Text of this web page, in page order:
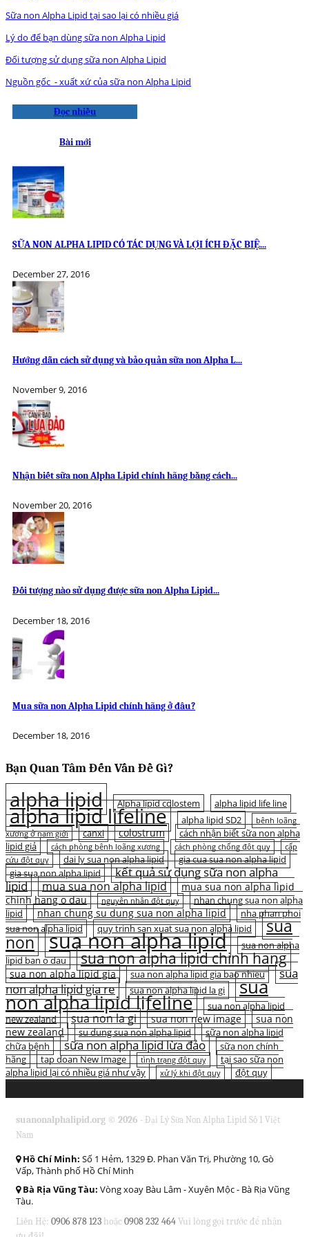
Sữa non Alpha Lipid tại sao lại có nhiều giá
Lý do để bạn dùng sữa non Alpha Lipid
Đối tượng sử dụng sữa non Alpha Lipid
Nguồn gốc - xuất xứ của sữa non Alpha Lipid
Đọc nhiều
Bài mới
SỮA NON ALPHA LIPID CÓ TÁC DỤNG VÀ LỢI ÍCH ĐẶC BIỆ...
December 27, 2016
Hướng dẫn cách sử dụng và bảo quản sữa non Alpha L...
November 9, 2016
Nhận biết sữa non Alpha Lipid chính hãng bằng cách...
November 20, 2016
Đối tượng nào sử dụng được sữa non Alpha Lipid...
December 18, 2016
Mua sữa non Alpha Lipid chính hãng ở đâu?
December 18, 2016
Bạn Quan Tâm Đến Vấn Đề Gì?
alpha lipid Alpha lipid colostem alpha lipid life line
alpha lipid lifeline alpha lipid SD2
bệnh loãng
xương ở nam giới
canxi colostrum
cách nhận biết sữa non alpha
lipid giả
cách phòng bệnh loãng xương cách phòng chống đột quỵ
cấp
cứu đột quỵ
dai ly sua non alpha lipid
gia cua sua non alpha lipid
gia sua non alpha lipid
kết quả sử dụng sữa non alpha
lipid
mua sua non alpha lipid
mua sua non alpha lipid
chinh hang o dau
nguyên nhân đột quỵ
nhan chung sua non alpha
lipid
nhan chung su dung sua non alpha lipid
nha phan phoi
sua non alpha lipid
quy trinh san xuat sua non alpha lipid sua
non sua non alpha lipid
sua non alpha
lipid ban o dau
sua non alpha lipid chinh hang
sua non alpha lipid gia sua non alpha lipid gia bao nhieu
sua
non alpha lipid gia re
sua non alpha lipid la gi sua
non alpha lipid lifeline
sua non alpha lipid
new zealand
sua non la gi sua non new image
sua non
new zealand
su dung sua non alpha lipid
sữa non alpha lipid
chữa bệnh
sữa non alpha lipid lừa đảo
sữa non chính
hãng
tap doan New Image tình trạng đột quỵ
tại sao sữa non
alpha lipid lại có nhiều giá như vậy
xử lý khi đột quỵ đột quỵ
suanonalphalipid.org © 2026 - Đại Lý Sữa Non Alpha Lipid Số 1 Việt
Nam
Hồ Chí Minh: Số 1 Hẻm, 1329 Đ. Phan Văn Trị, Phường 10, Gò
Vấp, Thành phố Hồ Chí Minh
Bà Rịa Vũng Tàu: Vòng xoay Bàu Lâm - Xuyên Mộc - Bà Rịa Vũng
Tàu.
Liên Hệ: 0906 878 123 hoặc0908 232 464Vui lòng gọi trước để nhận